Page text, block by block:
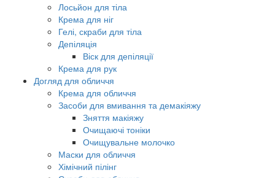
Лосьйон для тіла
Крема для ніг
Гелі, скраби для тіла
Депіляція
Віск для депіляції
Крема для рук
Догляд для обличчя
Крема для обличчя
Засоби для вмивання та демакіяжу
Зняття макіяжу
Очищаючі тоніки
Очищувальне молочко
Маски для обличчя
Хімічний пілінг